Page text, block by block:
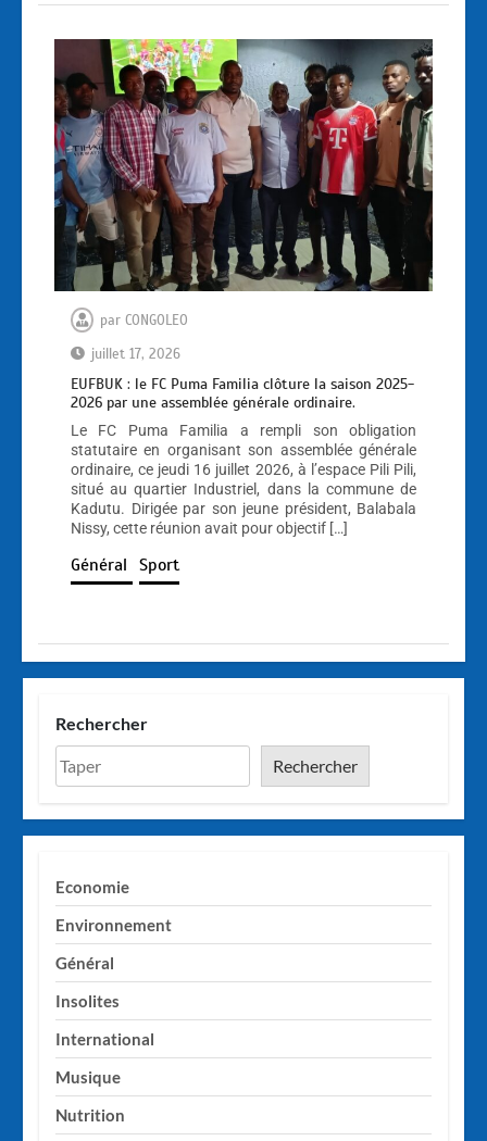
par CONGOLEO
juillet 17, 2026
EUFBUK : le FC Puma Familia clôture la saison 2025-
2026 par une assemblée générale ordinaire.
Le FC Puma Familia a rempli son obligation
statutaire en organisant son assemblée générale
ordinaire, ce jeudi 16 juillet 2026, à l’espace Pili Pili,
situé au quartier Industriel, dans la commune de
Kadutu. Dirigée par son jeune président, Balabala
Nissy, cette réunion avait pour objectif […]
Général Sport
Rechercher
Rechercher
Economie
Environnement
Général
Insolites
International
Musique
Nutrition